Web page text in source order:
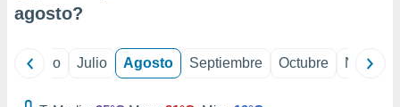
agosto?
Junio Julio Agosto Septiembre Octubre